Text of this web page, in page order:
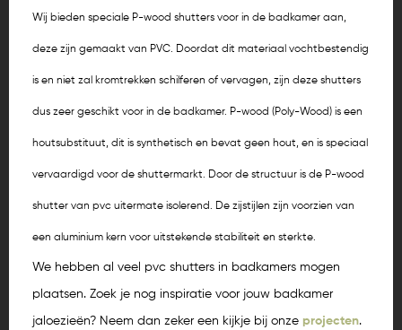
Wij bieden speciale P-wood shutters voor in de badkamer aan,
deze zijn gemaakt van PVC. Doordat dit materiaal vochtbestendig
is en niet zal kromtrekken schilferen of vervagen, zijn deze shutters
dus zeer geschikt voor in de badkamer. P-wood (Poly-Wood) is een
houtsubstituut, dit is synthetisch en bevat geen hout, en is speciaal
vervaardigd voor de shuttermarkt. Door de structuur is de P-wood
shutter van pvc uitermate isolerend. De zijstijlen zijn voorzien van
een aluminium kern voor uitstekende stabiliteit en sterkte.
We hebben al veel pvc shutters in badkamers mogen
plaatsen. Zoek je nog inspiratie voor jouw badkamer
jaloezieën? Neem dan zeker een kijkje bij onze projecten.